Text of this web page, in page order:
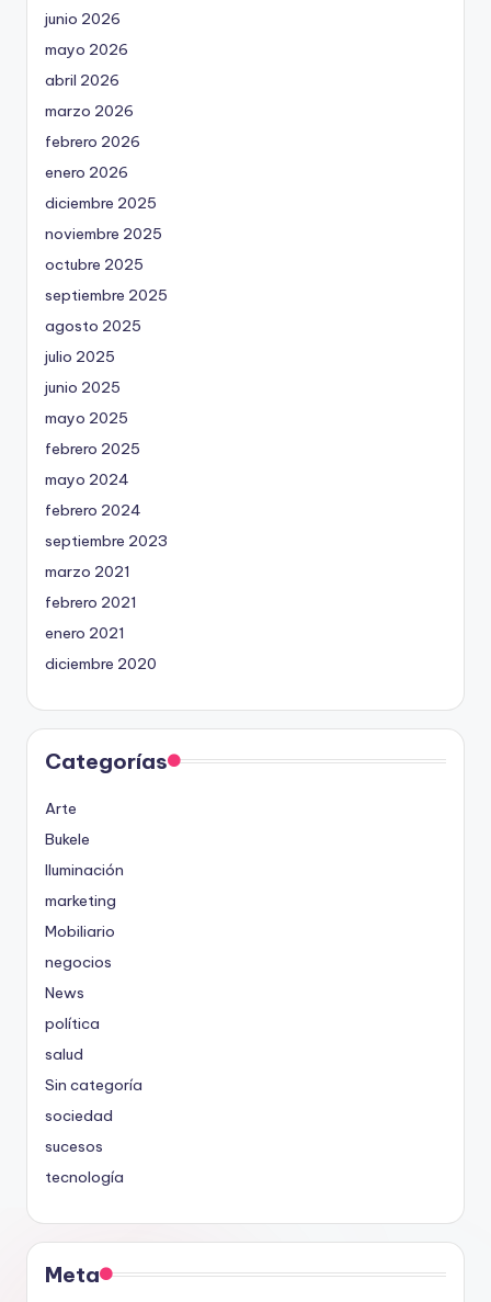
junio 2026
mayo 2026
abril 2026
marzo 2026
febrero 2026
enero 2026
diciembre 2025
noviembre 2025
octubre 2025
septiembre 2025
agosto 2025
julio 2025
junio 2025
mayo 2025
febrero 2025
mayo 2024
febrero 2024
septiembre 2023
marzo 2021
febrero 2021
enero 2021
diciembre 2020
Categorías
Arte
Bukele
Iluminación
marketing
Mobiliario
negocios
News
política
salud
Sin categoría
sociedad
sucesos
tecnología
Meta